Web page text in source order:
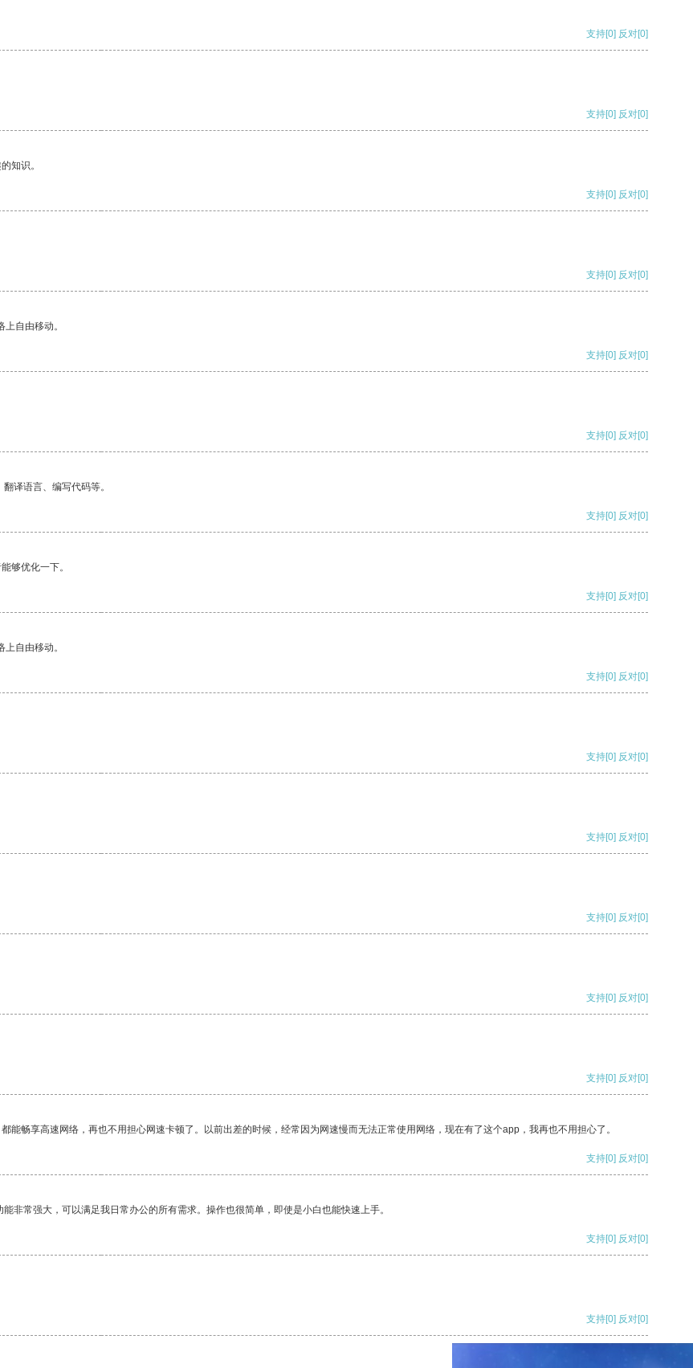
支持[0] 反对[0]
支持[0] 反对[0]
知识。
支持[0] 反对[0]
支持[0] 反对[0]
自由移动。
支持[0] 反对[0]
支持[0] 反对[0]
译语言、编写代码等。
支持[0] 反对[0]
够优化一下。
支持[0] 反对[0]
自由移动。
支持[0] 反对[0]
支持[0] 反对[0]
支持[0] 反对[0]
支持[0] 反对[0]
支持[0] 反对[0]
支持[0] 反对[0]
畅享高速网络，再也不用担心网速卡顿了。以前出差的时候，经常因为网速慢而无法正常使用网络，现在有了这个app，我再也不用担心了。
支持[0] 反对[0]
非常强大，可以满足我日常办公的所有需求。操作也很简单，即使是小白也能快速上手。
支持[0] 反对[0]
支持[0] 反对[0]